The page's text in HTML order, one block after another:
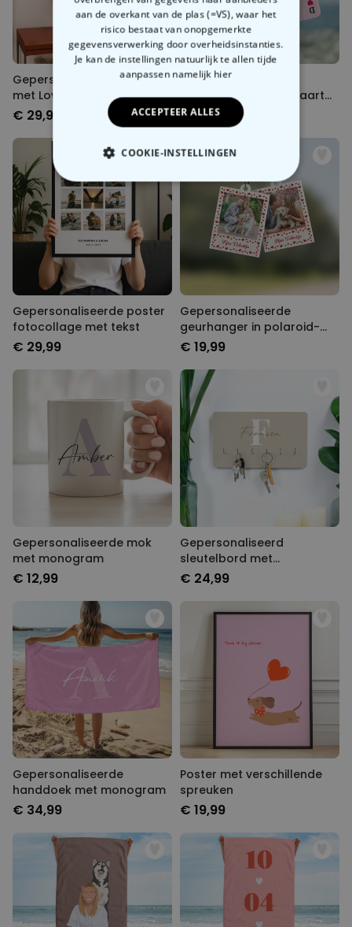
Gepersonaliseerde poster
met Love Design en foto
€ 29,99
Gepersonaliseerde
geurhanger harten kaart
met foto set van 2
€ 19,99
Gepersonaliseerde poster
fotocollage met tekst
€ 29,99
Gepersonaliseerde
geurhanger in polaroid-
look met hartjes set van 2
€ 19,99
Gepersonaliseerde mok
met monogram
€ 12,99
Gepersonaliseerd
sleutelbord met
monogram
€ 24,99
Gepersonaliseerde
handdoek met monogram
€ 34,99
Poster met verschillende
spreuken
€ 19,99
aan de overkant van de plas (=VS), waar het
risico bestaat van onopgemerkte
gegevensverwerking door overheidsinstanties.
Je kan de instellingen natuurlijk te allen tijde
aanpassen namelijk hier
ACCEPTEER ALLES
COOKIE-INSTELLINGEN
NOODZAKELIJK
PERFORMANCE
MARKETING OVERIGE